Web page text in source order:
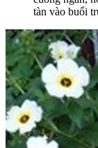
tàn vào buổi